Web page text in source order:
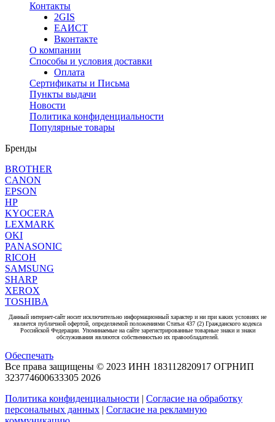
Контакты
2GIS
ЕАИСТ
Вконтакте
О компании
Способы и условия доставки
Оплата
Сертификаты и Письма
Пункты выдачи
Новости
Политика конфиденциальности
Популярные товары
Бренды
BROTHER
CANON
EPSON
HP
KYOCERA
LEXMARK
OKI
PANASONIC
RICOH
SAMSUNG
SHARP
XEROX
TOSHIBA
Данный интернет-сайт носит исключительно информационный характер и ни при каких условиях не
является публичной офертой, определяемой положениями Статьи 437 (2) Гражданского кодекса
Российской Федерации. Упоминаемые на сайте зарегистрированные товарные знаки и знаки
обслуживания являются собственностью их правообладателей.
Обеспечать
Все права защищены © 2023 ИНН 183112820917 ОГРНИП
323774600633305 2026
Политика конфиденциальности | Согласие на обработку
персональных данных | Согласие на рекламную